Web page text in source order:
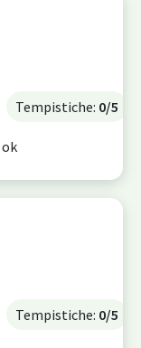
Tempistiche: 0/5
Tempistiche: 0/5